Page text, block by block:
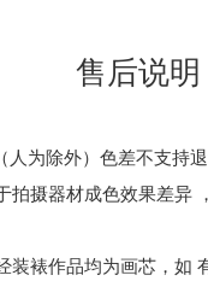
售后说明
人为除外）色差不支持
拍摄器材成色效果差异
装裱作品均为画芯，如